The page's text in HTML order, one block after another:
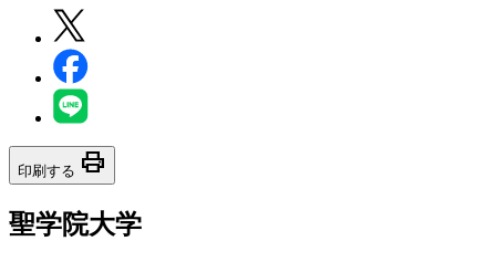
印刷する print
聖学院大学